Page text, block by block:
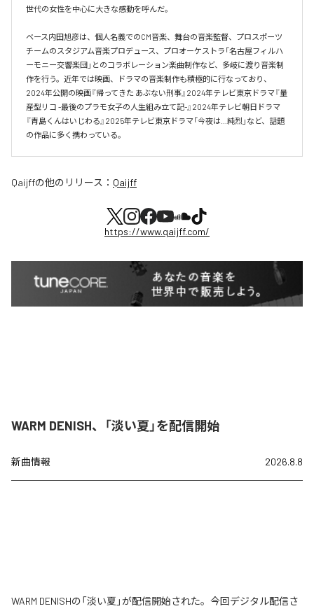
世代の女性を中心に大きな感動を呼んだ。
ベース内田旭彦は、個人名義でのCM音楽、舞台の音楽監督、プロスポーツ
チームのスタジアム音楽プロデュース、プロオーケストラ「名古屋フィルハ
ーモニー交響楽団」とのコラボレーション楽曲制作など、多岐に渡り音楽制
作を行う。近年では映画、ドラマの音楽制作も積極的に行なっており、
2024年公開の映画『帰ってきた あぶない刑事』2024年テレビ東京ドラマ『量
産型リコ -最後のプラモ女子の人生組み立て記-』2024年テレビ朝日ドラマ
『青島くんはいじわる』2025年テレビ東京ドラマ「今夜は…純烈」など、話題
の作品に多く携わっている。
Qaijffの他のリリース： Qaijff
https://www.qaijff.com/
WARM DENISH、「淡い夏」を配信開始
新曲情報 2026.8.8
WARM DENISHの「淡い夏」が配信開始された。今回デジタル配信さ